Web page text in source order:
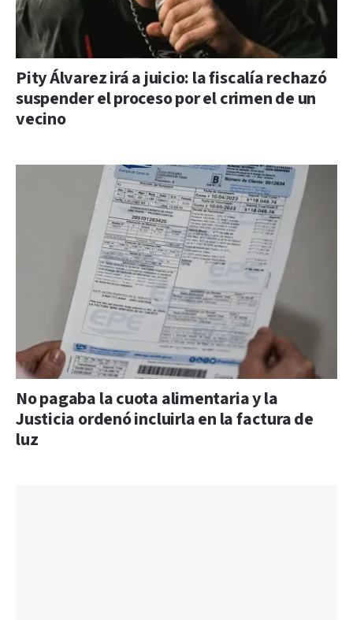
Pity Álvarez irá a juicio: la fiscalía rechazó
suspender el proceso por el crimen de un
vecino
No pagaba la cuota alimentaria y la
Justicia ordenó incluirla en la factura de
luz